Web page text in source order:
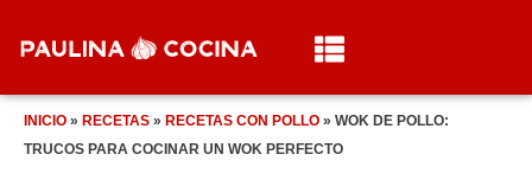
INICIO » RECETAS » RECETAS CON POLLO » WOK DE POLLO:
TRUCOS PARA COCINAR UN WOK PERFECTO